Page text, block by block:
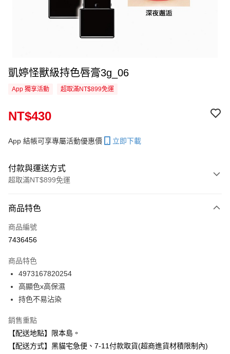
凱婷怪獸級持色唇膏3g_06
App 獨享活動 超取滿NT$899免運
NT$430
App 結帳可享專屬活動優惠價 立即下載
付款與運送方式
超取滿NT$899免運
信用卡一次付款
超商取貨付款
Apple Pay
街口支付
Google Pay
全盈+PAY
商品特色
商品編號
7436456
商品特色
4973167820254
高顯色x高保濕
持色不易沾染
銷售重點
【配送地點】限本島。
【配送方式】黑貓宅急便、7-11付款取貨(超商進貨材積限制內)